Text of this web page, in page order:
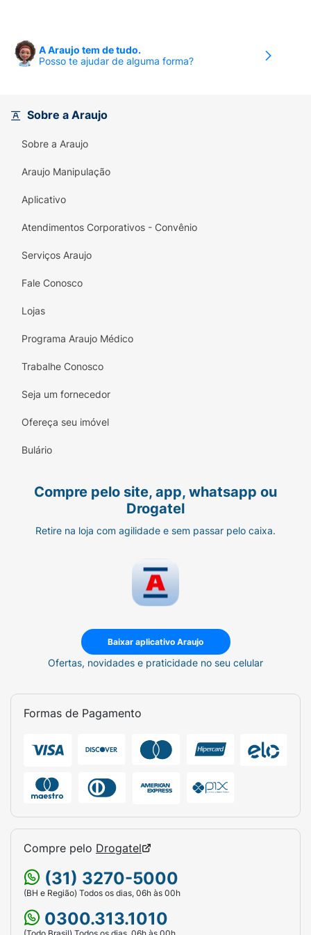
A Araujo tem de tudo.
Posso te ajudar de alguma forma?
Sobre a Araujo
Sobre a Araujo
Araujo Manipulação
Aplicativo
Atendimentos Corporativos - Convênio
Serviços Araujo
Fale Conosco
Lojas
Programa Araujo Médico
Trabalhe Conosco
Seja um fornecedor
Ofereça seu imóvel
Bulário
Compre pelo site, app, whatsapp ou
Drogatel
Retire na loja com agilidade e sem passar pelo caixa.
Baixar aplicativo Araujo
Ofertas, novidades e praticidade no seu celular
Formas de Pagamento
Compre pelo Drogatel
(31) 3270-5000
(BH e Região) Todos os dias, 06h às 00h
0300.313.1010